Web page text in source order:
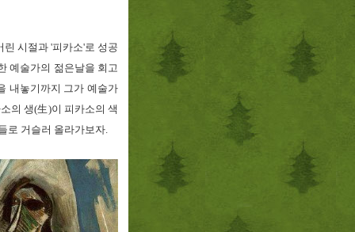
시절과 '피카소'로 성공
예술가의 젊은날을 회고
내놓기까지 그가 예술가
의 생(生)이 피카소의 색
로 거슬러 올라가보자.